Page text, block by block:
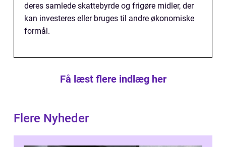
deres samlede skattebyrde og frigøre midler, der
kan investeres eller bruges til andre økonomiske
formål.
Få læst flere indlæg her
Flere Nyheder